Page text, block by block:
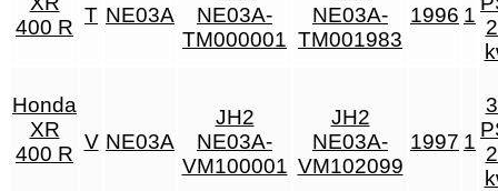
400 R
T NE03A
NE03A-
TM000001
NE03A-
TM001983
1996 1
Honda
XR
400 R
V NE03A
JH2
NE03A-
VM100001
JH2
NE03A-
VM102099
1997 1